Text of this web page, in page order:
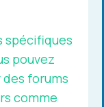
spécifiques
pouvez
forums
comme